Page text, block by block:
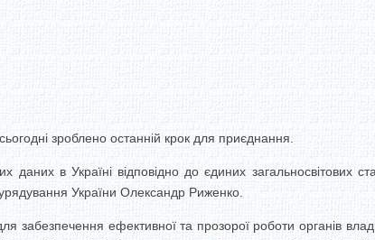
зроблено останній крок для приєднання.
в Україні відповідно до єдиних загальносвітових
України Олександр Риженко.
ефективної та прозорої роботи органів